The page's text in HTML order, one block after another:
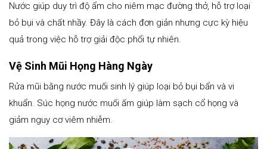
Nước giúp duy trì độ ẩm cho niêm mạc đường thở, hỗ trợ loại
bỏ bụi và chất nhầy. Đây là cách đơn giản nhưng cực kỳ hiệu
quả trong việc hỗ trợ giải độc phổi tự nhiên.
Vệ Sinh Mũi Họng Hàng Ngày
Rửa mũi bằng nước muối sinh lý giúp loại bỏ bụi bẩn và vi
khuẩn. Súc họng nước muối ấm giúp làm sạch cổ họng và
giảm nguy cơ viêm nhiễm.